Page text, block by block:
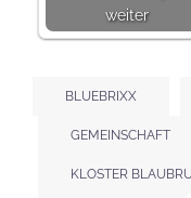
weiter
BLUEBRIXX
GEMEINSCHAFT
KLOSTER